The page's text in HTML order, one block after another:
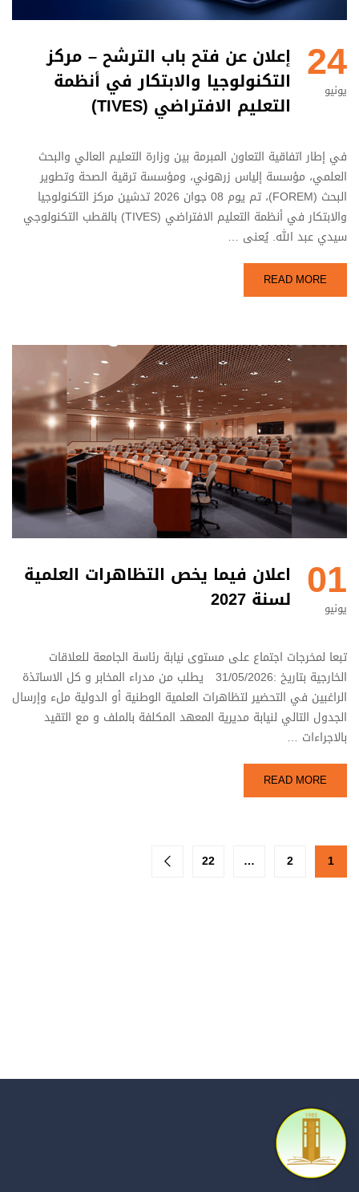
24
يونيو
إعلان عن فتح باب الترشح – مركز
التكنولوجيا والابتكار في أنظمة
التعليم الافتراضي (TIVES)
في إطار اتفاقية التعاون المبرمة بين وزارة التعليم العالي والبحث
العلمي، مؤسسة إلياس زرهوني، ومؤسسة ترقية الصحة وتطوير
البحث (FOREM)، تم يوم 08 جوان 2026 تدشين مركز التكنولوجيا
والابتكار في أنظمة التعليم الافتراضي (TIVES) بالقطب التكنولوجي
سيدي عبد الله. يُعنى …
READ MORE
01
يونيو
اعلان فيما يخص التظاهرات العلمية
لسنة 2027
تبعا لمخرجات اجتماع على مستوى نيابة رئاسة الجامعة للعلاقات
الخارجية بتاريخ :31/05/2026 يطلب من مدراء المخابر و كل الاساتذة
الراغبين في التحضير لتظاهرات العلمية الوطنية أو الدولية ملء وإرسال
الجدول التالي لنيابة مديرية المعهد المكلفة بالملف و مع التقيد
بالاجراءات …
READ MORE
1
2
…
22